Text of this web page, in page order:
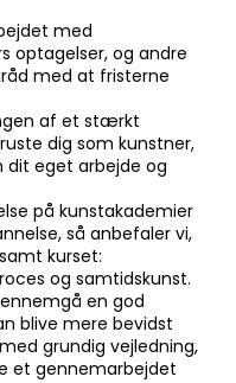
med
optagelser, og andre
med at fristerne
af et stærkt
dig som kunstner,
dit eget arbejde og
på kunstakademier
så anbefaler vi,
kurset:
og samtidskunst.
en god
blive mere bevidst
grundig vejledning,
et gennemarbejdet